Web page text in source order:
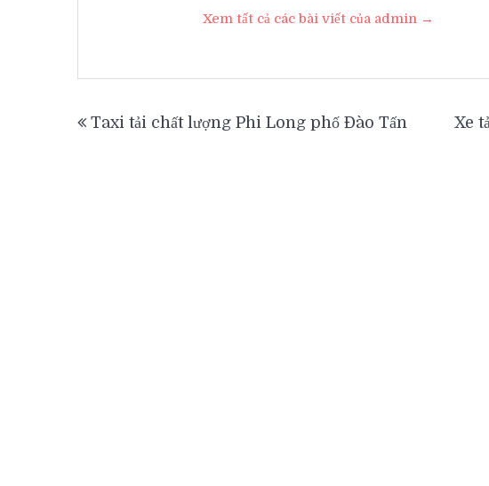
Xem tất cả các bài viết của admin →
hướng
Taxi tải chất lượng Phi Long phố Đào Tấn Xe